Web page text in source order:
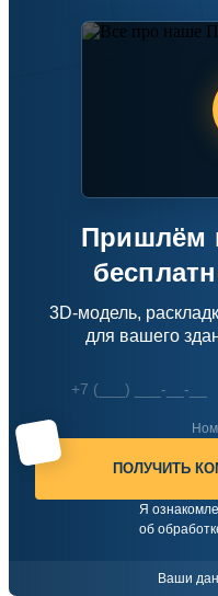
Пришлём
3D-модель,
для вашего
ПОЛУЧИТЬ
Я
об
Ваши
Все про